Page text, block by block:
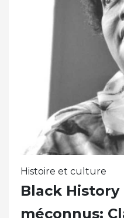
Histoire et culture
Black History
méconnus: